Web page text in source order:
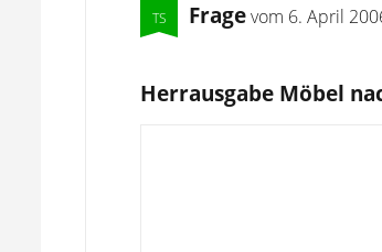
Fragevom 6. April
Herrausgabe Möbel